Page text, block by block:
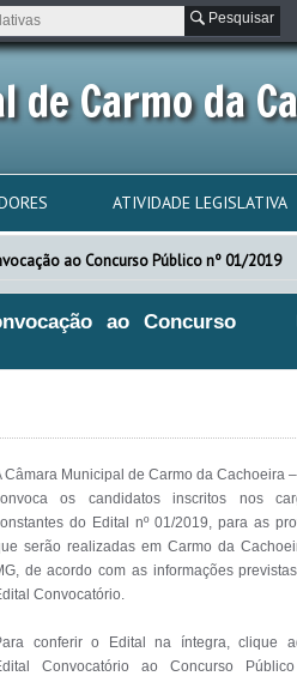
Pesquisar
de Carmo da
ATIVIDADE LEGISLATIVA
ao Concurso Público nº 01/2019
ao Concurso
Câmara Municipal de Carmo da Cachoeira
os candidatos inscritos nos
do Edital nº 01/2019, para as
serão realizadas em Carmo da
de acordo com as informações
Convocatório.
conferir o Edital na íntegra, clique
Convocatório ao Concurso